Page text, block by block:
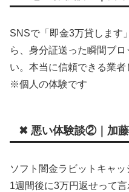
SNSで「即金3万貸します
ら、身分証送った瞬間ブ
い。本当に信頼できる業者
※個人の体験です
✖ 悪い体験談②｜加藤
ソフト闇金ラビットキャッ
1週間後に3万円返せって